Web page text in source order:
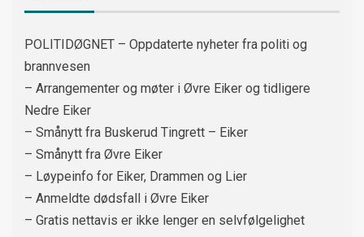
POLITIDØGNET – Oppdaterte nyheter fra politi og
brannvesen
– Arrangementer og møter i Øvre Eiker og tidligere
Nedre Eiker
– Smånytt fra Buskerud Tingrett – Eiker
– Smånytt fra Øvre Eiker
– Løypeinfo for Eiker, Drammen og Lier
– Anmeldte dødsfall i Øvre Eiker
– Gratis nettavis er ikke lenger en selvfølgelighet